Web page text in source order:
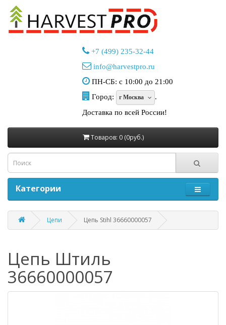
+7 (499) 235-32-44
info@harvestpro.ru
ПН-СБ: с 10:00 до 21:00
Город:
г Москва
.
Доставка по всей России!
Товаров: 0 (0руб.)
Категории
Цепи Цепь Stihl 36660000057
Цепь Штиль
36660000057